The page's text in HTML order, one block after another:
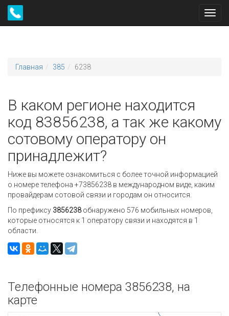
Главная 385 6238
В каком регионе находится
код 83856238, а так же какому
сотовому оператору он
принадлежит?
Ниже вы можете ознакомиться с более точной информацией
о номере телефона +73856238 в международном виде, каким
провайдерам сотовой связи и городам он относится.
По префиксу 3856238обнаружено 576 мобильных номеров,
которые относятся к 1 оператору связи и находятся в 1
области.
Телефонные номера 3856238, на
карте